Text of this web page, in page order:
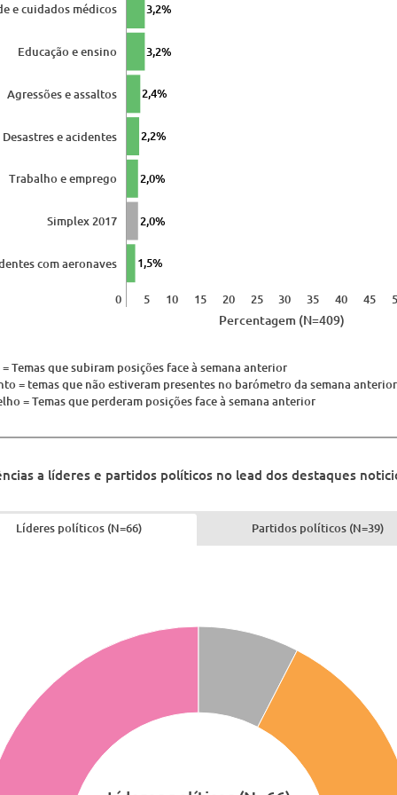
e cuidados médicos
Educação e ensino
Agressões e assaltos
Desastres e acidentes
Trabalho e emprego
Simplex 2017
com aeronaves
0 5 10 15 20 25 30 35 40 45
3,2%
3,2%
2,4%
2,2%
2,0%
2,0%
1,5%
Percentagem (N=409)
Temas que subiram posições face à semana anterior
= temas que não estiveram presentes no barómetro da semana anterior
= Temas que perderam posições face à semana anterior
a líderes e partidos políticos no lead dos destaques
Líderes políticos (N=66) Partidos políticos (N=39)